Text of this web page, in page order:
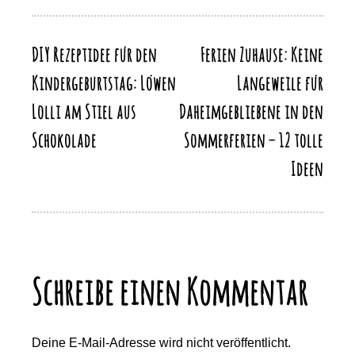
k
Li
k
Beitragsnavigation
DIY Rezeptidee für den
Kindergeburtstag: Löwen
Lolli am Stiel aus
Schokolade
Ferien Zuhause: Keine
Langeweile für
Daheimgebliebene in den
Sommerferien – 12 tolle
Ideen
Schreibe einen Kommentar
Deine E-Mail-Adresse wird nicht veröffentlicht.